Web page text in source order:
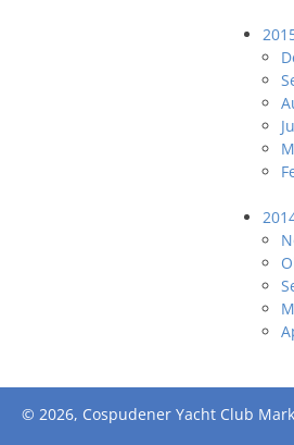
© 2026, Cospudener Yacht Club